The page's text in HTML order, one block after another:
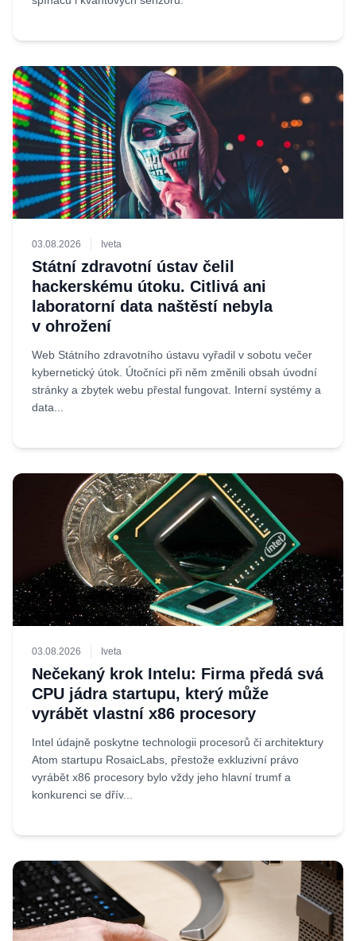
03.08.2026 Iveta
Státní zdravotní ústav čelil
hackerskému útoku. Citlivá ani
laboratorní data naštěstí nebyla
v ohrožení
Web Státního zdravotního ústavu vyřadil v sobotu večer
kybernetický útok. Útočníci při něm změnili obsah úvodní
stránky a zbytek webu přestal fungovat. Interní systémy a
data...
03.08.2026 Iveta
Nečekaný krok Intelu: Firma předá svá
CPU jádra startupu, který může
vyrábět vlastní x86 procesory
Intel údajně poskytne technologii procesorů či architektury
Atom startupu RosaicLabs, přestože exkluzivní právo
vyrábět x86 procesory bylo vždy jeho hlavní trumf a
konkurenci se dřív...